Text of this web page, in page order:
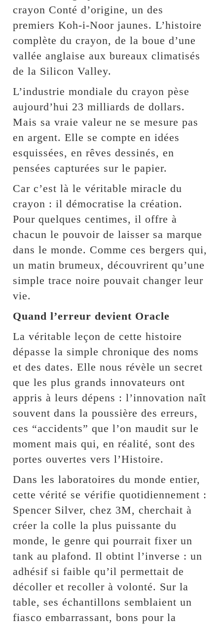
crayon Conté d’origine, un des
premiers Koh-i-Noor jaunes. L’histoire
complète du crayon, de la boue d’une
vallée anglaise aux bureaux climatisés
de la Silicon Valley.
L’industrie mondiale du crayon pèse
aujourd’hui 23 milliards de dollars.
Mais sa vraie valeur ne se mesure pas
en argent. Elle se compte en idées
esquissées, en rêves dessinés, en
pensées capturées sur le papier.
Car c’est là le véritable miracle du
crayon : il démocratise la création.
Pour quelques centimes, il offre à
chacun le pouvoir de laisser sa marque
dans le monde. Comme ces bergers qui,
un matin brumeux, découvrirent qu’une
simple trace noire pouvait changer leur
vie.
Quand l’erreur devient Oracle
La véritable leçon de cette histoire
dépasse la simple chronique des noms
et des dates. Elle nous révèle un secret
que les plus grands innovateurs ont
appris à leurs dépens : l’innovation naît
souvent dans la poussière des erreurs,
ces “accidents” que l’on maudit sur le
moment mais qui, en réalité, sont des
portes ouvertes vers l’Histoire.
Dans les laboratoires du monde entier,
cette vérité se vérifie quotidiennement :
Spencer Silver, chez 3M, cherchait à
créer la colle la plus puissante du
monde, le genre qui pourrait fixer un
tank au plafond. Il obtint l’inverse : un
adhésif si faible qu’il permettait de
décoller et recoller à volonté. Sur la
table, ses échantillons semblaient un
fiasco embarrassant, bons pour la